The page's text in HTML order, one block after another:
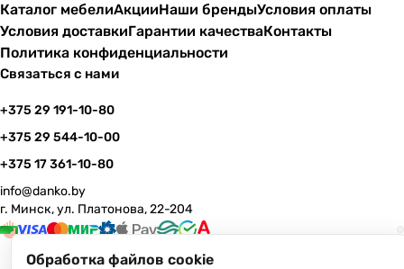
Каталог мебелиАкцииНаши брендыУсловия оплаты
Условия доставкиГарантии качестваКонтакты
Политика конфиденциальности
Связаться с нами
+375 29 191-10-80
+375 29 544-10-00
+375 17 361-10-80
info@danko.by
г. Минск, ул. Платонова, 22-204
Обработка файлов cookie